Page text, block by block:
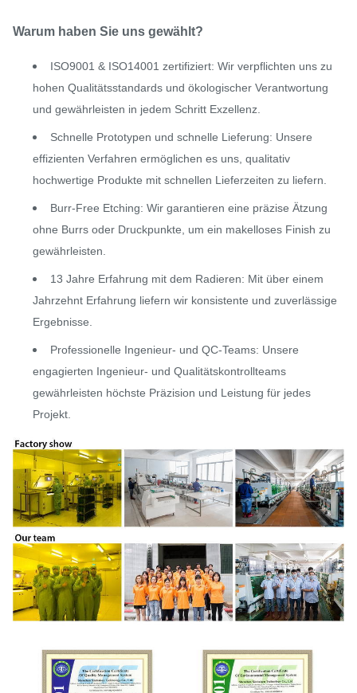
Warum haben Sie uns gewählt?
ISO9001 & ISO14001 zertifiziert: Wir verpflichten uns zu
hohen Qualitätsstandards und ökologischer Verantwortung
und gewährleisten in jedem Schritt Exzellenz.
Schnelle Prototypen und schnelle Lieferung: Unsere
effizienten Verfahren ermöglichen es uns, qualitativ
hochwertige Produkte mit schnellen Lieferzeiten zu liefern.
Burr-Free Etching: Wir garantieren eine präzise Ätzung
ohne Burrs oder Druckpunkte, um ein makelloses Finish zu
gewährleisten.
13 Jahre Erfahrung mit dem Radieren: Mit über einem
Jahrzehnt Erfahrung liefern wir konsistente und zuverlässige
Ergebnisse.
Professionelle Ingenieur- und QC-Teams: Unsere
engagierten Ingenieur- und Qualitätskontrollteams
gewährleisten höchste Präzision und Leistung für jedes
Projekt.